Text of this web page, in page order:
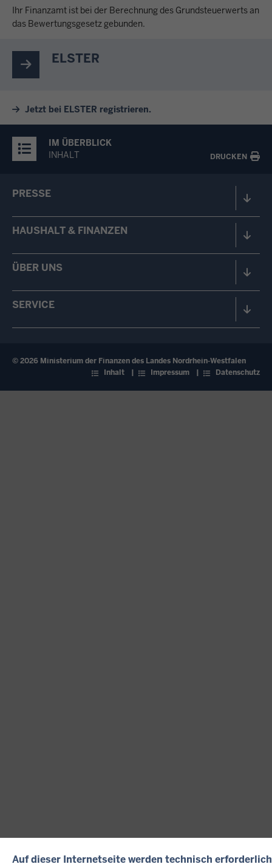
Auf dieser Internetseite werden technisch
Ihr Finanzamt ist bei der Berechnung des Grundsteuerwerts an
das Bewertungsgesetz gebunden.
ELSTER
Jetzt bei ELSTER registrieren.
IM ÜBERBLICK
INHALT
DRUCKEN
PRESSE
HAUSHALT & FINANZEN
ÜBER UNS
SERVICE
© 2026 Ministerium der Finanzen des Landes Nordrhein-Westfalen
Fußzeile
Inhalt Impressum Datenschutz